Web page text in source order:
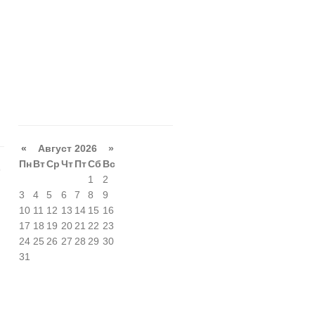
« Август 2026 »
ПнВтСрЧтПтСб Вс
1
2
3
4 5 6 7 8
9
10 11 12 13 14 15 16
17 18 19 20 21 22 23
24 25 26 27 28 29 30
31